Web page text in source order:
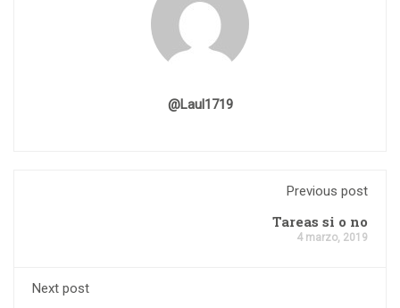
@laul1719
Previous post
Tareas si o no
4 marzo, 2019
Next post